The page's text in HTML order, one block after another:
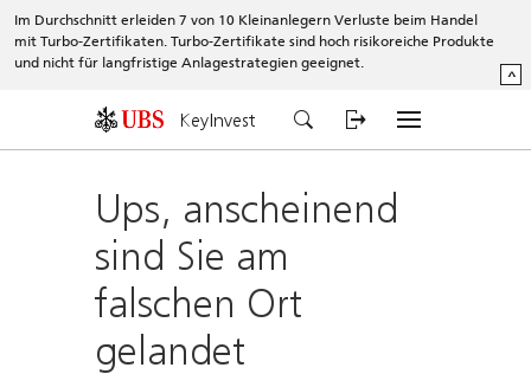
Im Durchschnitt erleiden 7 von 10 Kleinanlegern Verluste beim Handel
mit Turbo-Zertifikaten. Turbo-Zertifikate sind hoch risikoreiche Produkte
und nicht für langfristige Anlagestrategien geeignet.
^
KeyInvest
Ups, anscheinend
sind Sie am
falschen Ort
gelandet